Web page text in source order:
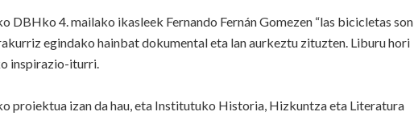
DBHko 4. mailako ikasleek Fernando Fernán Gomezen “las bicicletas son
egindako hainbat dokumental eta lan aurkeztu zituzten. Liburu hori
inspirazio-iturri.
proiektua izan da hau, eta Institutuko Historia, Hizkuntza eta Literatura